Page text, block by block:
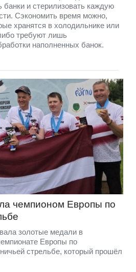
банки и стерилизовать каждую
Сэкономить время можно,
хранятся в холодильнике или
требуют лишь
наполненных банок.
чемпионом Европы по
золотые медали в
Европы по
стрельбе, который прошёл